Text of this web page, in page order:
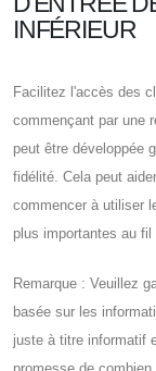
INFÉRIEUR
Facilitez l'accès des
commençant par une
peut être développée
fidélité. Cela peut
commencer à utiliser
plus importantes au fil
Remarque : Veuillez
basée sur les
juste à titre informatif